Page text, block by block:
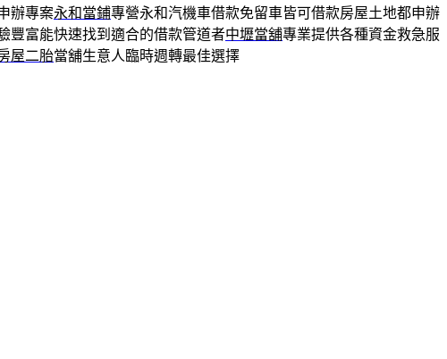
辦專案永和當鋪專營永和汽機車借款免留車皆可借款房屋土地都申辦
豐富能快速找到適合的借款管道者中壢當舖專業提供各種資金救急服
屋二胎當舖生意人臨時週轉最佳選擇